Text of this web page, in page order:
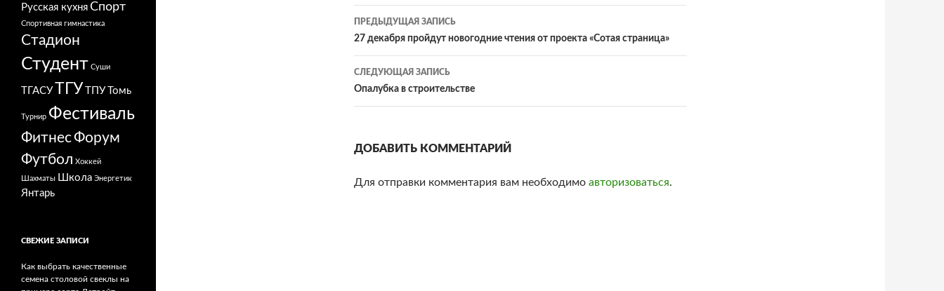
Навигация
по
записям
ПРЕДЫДУЩАЯ ЗАПИСЬ
27 декабря пройдут новогодние чтения от проекта «Сотая страница»
СЛЕДУЮЩАЯ ЗАПИСЬ
Опалубка в строительстве
ДОБАВИТЬ КОММЕНТАРИЙ
Для отправки комментария вам необходимо авторизоваться.
Русская кухня Спорт
Спортивная гимнастика
Стадион
Студент Суши
ТГАСУ ТГУ ТПУ Томь
Турнир Фестиваль
ФитнесФорум
Футбол Хоккей
Шахматы Школа Энергетик
Янтарь
СВЕЖИЕ ЗАПИСИ
Как выбрать качественные
семена столовой свеклы на